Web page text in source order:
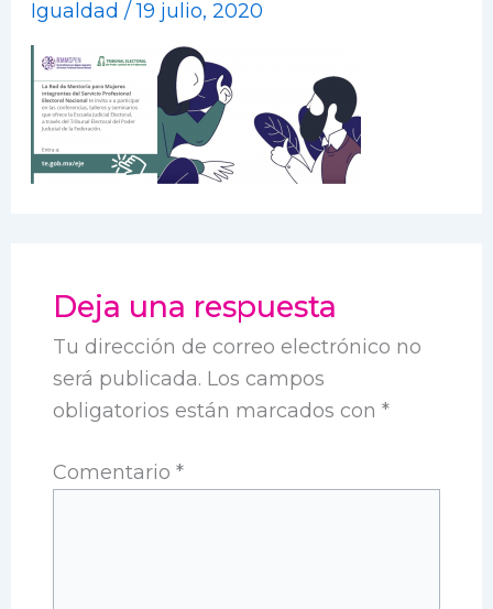
Igualdad /19 julio, 2020
Deja una respuesta
Tu dirección de correo electrónico no
será publicada. Los campos
obligatorios están marcados con*
Comentario*